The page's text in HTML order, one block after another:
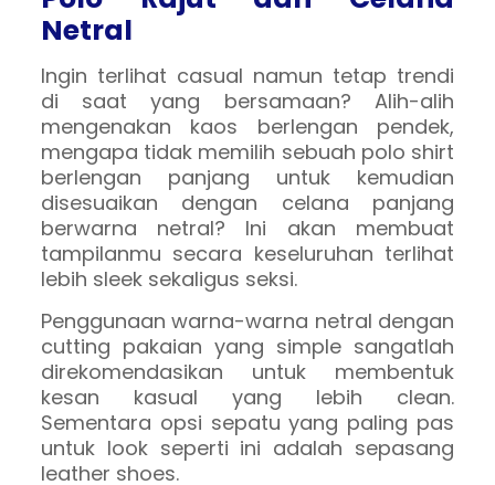
Netral
Ingin terlihat casual namun tetap trendi
di saat yang bersamaan? Alih-alih
mengenakan kaos berlengan pendek,
mengapa tidak memilih sebuah polo shirt
berlengan panjang untuk kemudian
disesuaikan dengan celana panjang
berwarna netral? Ini akan membuat
tampilanmu secara keseluruhan terlihat
lebih sleek sekaligus seksi.
Penggunaan warna-warna netral dengan
cutting pakaian yang simple sangatlah
direkomendasikan untuk membentuk
kesan kasual yang lebih clean.
Sementara opsi sepatu yang paling pas
untuk look seperti ini adalah sepasang
leather shoes.